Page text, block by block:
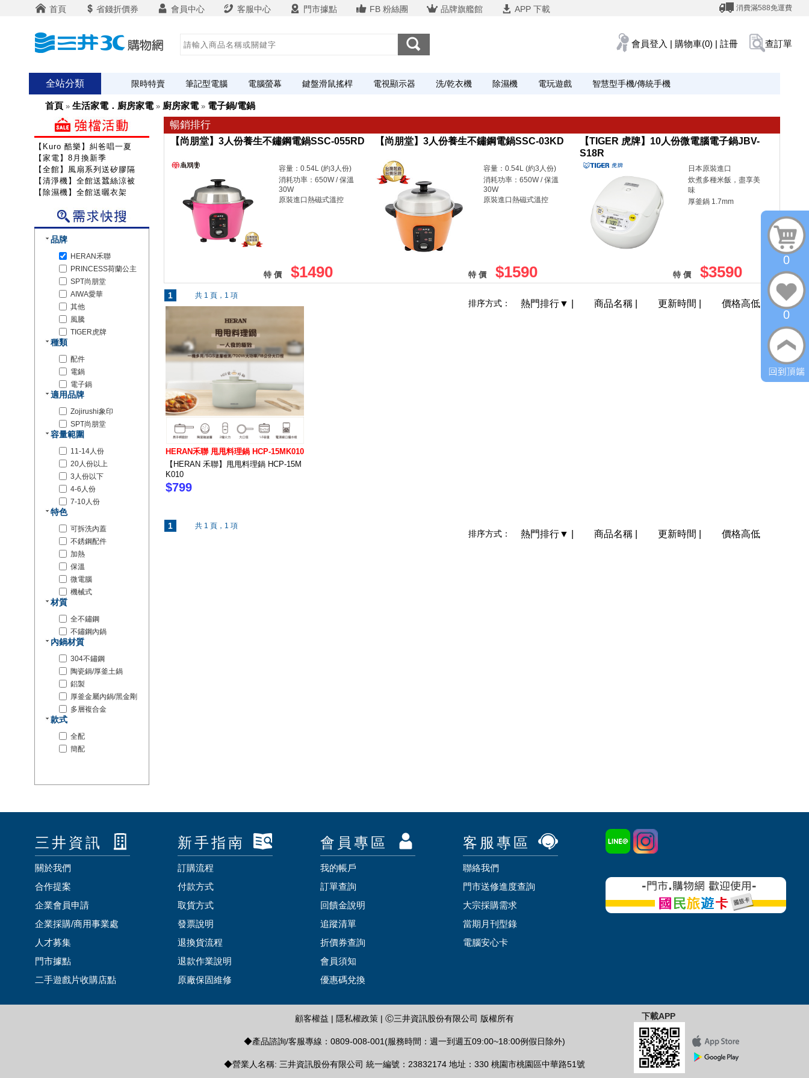
首頁 省錢折價券 會員中心 客服中心 門市據點 FB 粉絲團 品牌旗艦館 APP 下載 消費滿588免運費
會員登入 | 購物車(0) | 註冊 查訂單
全站分類 限時特賣 筆記型電腦 電腦螢幕 鍵盤滑鼠搖桿 電視顯示器 洗/乾衣機 除濕機 電玩遊戲 智慧型手機/傳統手機
首頁 » 生活家電．廚房家電» 廚房家電» 電子鍋/電鍋
暢銷排行
【尚朋堂】3人份養生不鏽鋼電鍋SSC-055RD
容量：0.54L (約3人份)
消耗功率：650W / 保溫
30W
原裝進口熱磁式溫控
特 價 $1490
【尚朋堂】3人份養生不鏽鋼電鍋SSC-03KD
容量：0.54L (約3人份)
消耗功率：650W / 保溫
30W
原裝進口熱磁式溫控
特 價 $1590
【TIGER 虎牌】10人份微電腦電子鍋JBV-
S18R
日本原裝進口
炊煮多種米飯，盡享美
味
厚釜鍋 1.7mm
特 價 $3590
1 共 1 頁，1 項
排序方式： 熱門排行▼ 商品名稱 更新時間 價格高低
HERAN禾聯 甩甩料理鍋 HCP-15MK010
【HERAN 禾聯】甩甩料理鍋 HCP-15M
K010
$799
1 共 1 頁，1 項
排序方式： 熱門排行▼ 商品名稱 更新時間 價格高低
【Kuro 酷樂】糾爸唱一夏
【家電】8月換新季
【全館】風扇系列送矽膠隔熱組
【清淨機】全館送蠶絲涼被
【除濕機】全館送曬衣架
品牌
HERAN禾聯
PRINCESS荷蘭公主
SPT尚朋堂
AIWA愛華
其他
風騰
TIGER虎牌
種類
配件
電鍋
電子鍋
適用品牌
Zojirushi象印
SPT尚朋堂
容量範圍
11-14人份
20人份以上
3人份以下
4-6人份
7-10人份
特色
可拆洗內蓋
不銹鋼配件
加熱
保溫
微電腦
機械式
材質
全不鏽鋼
不鏽鋼內鍋
內鍋材質
304不鏽鋼
陶瓷鍋/厚釜土鍋
鋁製
厚釜金屬內鍋/黑金剛
多層複合金
款式
全配
簡配
三井資訊
關於我們
合作提案
企業會員申請
企業採購/商用事業處
人才募集
門市據點
二手遊戲片收購店點
新手指南
訂購流程
付款方式
取貨方式
發票說明
退換貨流程
退款作業說明
原廠保固維修
會員專區
我的帳戶
訂單查詢
回饋金說明
追蹤清單
折價券查詢
會員須知
優惠碼兌換
客服專區
聯絡我們
門市送修進度查詢
大宗採購需求
當期月刊型錄
電腦安心卡
顧客權益 | 隱私權政策 | Ⓒ三井資訊股份有限公司 版權所有
◆產品諮詢/客服專線：0809-008-001(服務時間：週一到週五09:00~18:00例假日除外)
◆營業人名稱: 三井資訊股份有限公司 統一編號：23832174 地址：330 桃園市桃園區中華路51號
下載APP
0
0